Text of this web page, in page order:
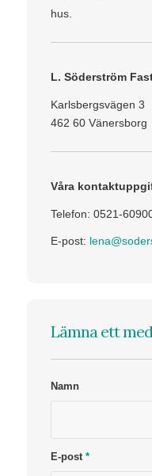
hus.
L. Söderström
Karlsbergsvägen 3
462 60 Vänersborg
Våra
Telefon: 0521-
E-post:
Lämna ett
Namn
E-post *